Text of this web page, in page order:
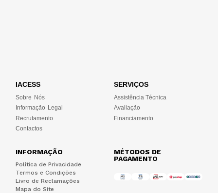
IACESS
Sobre Nós
Informação Legal
Recrutamento
Contactos
SERVIÇOS
Assistência Técnica
Avaliação
Financiamento
INFORMAÇÃO
Política de Privacidade
Termos e Condições
Livro de Reclamações
Mapa do Site
MÉTODOS DE
PAGAMENTO